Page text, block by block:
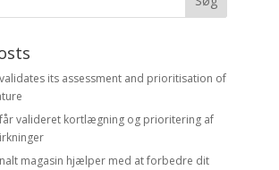
validates its assessment and prioritisation of
får valideret kortlægning og prioritering af
magasin hjælper med at forbedre dit